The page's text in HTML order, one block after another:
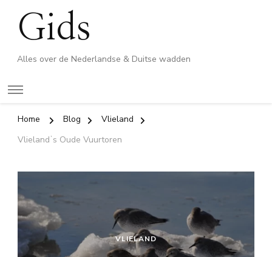
Gids
Alles over de Nederlandse & Duitse wadden
Home Blog
Vlieland
Vlielandʼs Oude Vuurtoren
VLIELAND